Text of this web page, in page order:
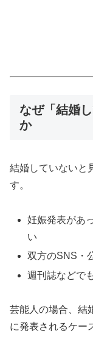
なぜ「結婚
か
結婚していないと
す。
妊娠発表があ
い
双方のSNS・
週刊誌などで
芸能人の場合、結
に発表されるケー